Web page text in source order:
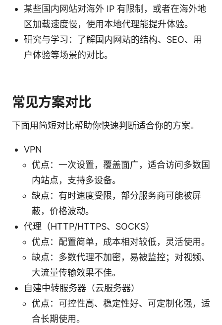
某些国内网站对海外 IP 有限制，或者在海外地
区加载速度慢，使用本地代理能提升体验。
研究与学习：了解国内网站的结构、SEO、用
户体验等场景的对比。
常见方案对比
下面用简短对比帮助你快速判断适合你的方案。
VPN
优点：一次设置，覆盖面广，适合访问多数国
内站点，支持多设备。
缺点：有时速度受限，部分服务商可能被屏
蔽，价格波动。
代理（HTTP/HTTPS、SOCKS）
优点：配置简单，成本相对较低，灵活使用。
缺点：多数代理不加密，易被监控；对视频、
大流量传输效果不佳。
自建中转服务器（云服务器）
优点：可控性高、稳定性好、可定制化强，适
合长期使用。